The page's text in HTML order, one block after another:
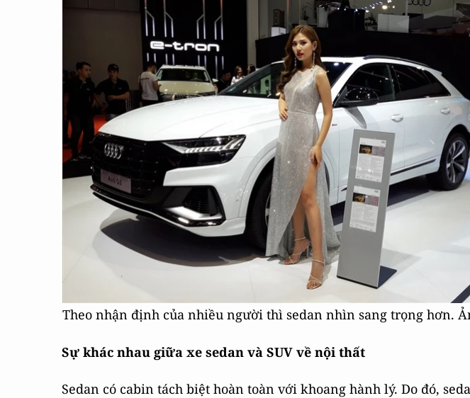
Theo nhận định của nhiều người thì sedan nhìn sang trọng hơn.
Sự khác nhau giữa xe sedan và SUV về nội thất
Sedan có cabin tách biệt hoàn toàn với khoang hành lý. Do đó,